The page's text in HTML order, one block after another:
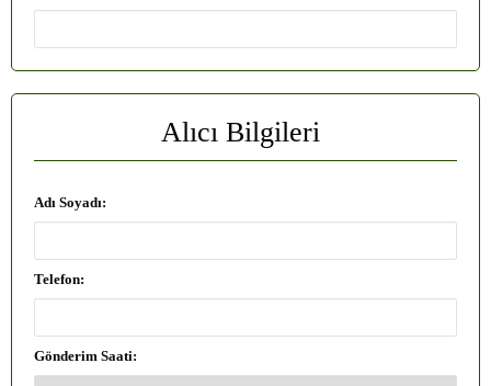
Alıcı Bilgileri
Adı Soyadı:
Telefon:
Gönderim Saati: